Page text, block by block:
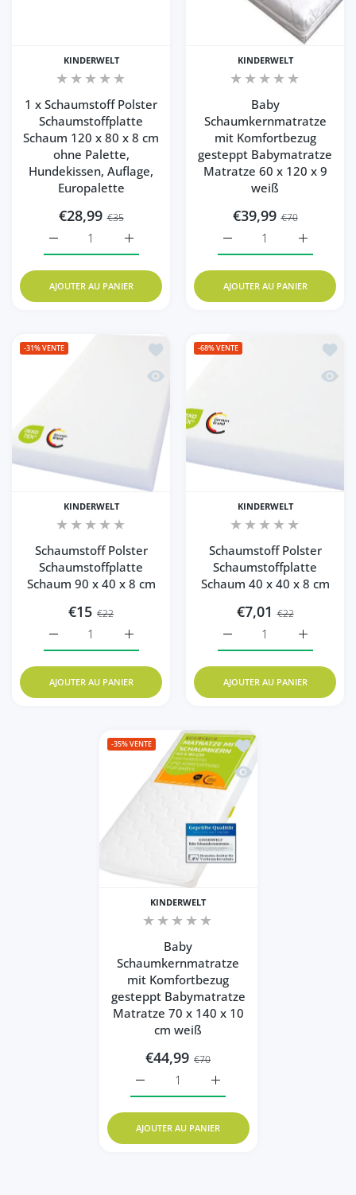
KINDERWELT
1 x Schaumstoff Polster
Schaumstoffplatte
Schaum 120 x 80 x 8 cm
ohne Palette,
Hundekissen, Auflage,
Europalette
€28,99 €35
Augmenter la quantité de 1 x
Augmenter la quantité de 1 x Schaumstoff Polster
AJOUTER AU PANIER
KINDERWELT
Baby
Schaumkernmatratze
mit Komfortbezug
gesteppt Babymatratze
Matratze 60 x 120 x 9
weiß
€39,99 €70
Augmenter la quantité
AJOUTER AU PANIER
-31%VENTE
Ajouter à la liste de souhaits
Aperçu rapide Schaumstoff Polster
KINDERWELT
Schaumstoff Polster
Schaumstoffplatte
Schaum 90 x 40 x 8 cm
€15 €22
Augmenter la quantité de Schaumstoff
Augmenter la quantité de Schaumstoff Polster
AJOUTER AU PANIER
-68%VENTE
KINDERWELT
Schaumstoff Polster
Schaumstoffplatte
Schaum 40 x 40 x 8 cm
€7,01 €22
Augmenter la quantité
AJOUTER AU PANIER
-35%VENTE
Ajouter à la liste de
Aperçu rapide Baby
KINDERWELT
Baby
Schaumkernmatratze
mit Komfortbezug
gesteppt Babymatratze
Matratze 70 x 140 x 10
cm weiß
€44,99 €70
Augmenter la quantité
Augmenter la quantité de Baby
AJOUTER AU PANIER